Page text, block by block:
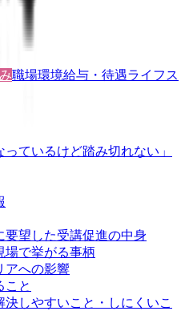
職場環境給与・待遇ライフス
っているけど踏み切れない」
要望した受講促進の中身
場で挙がる事柄
アへの影響
こと
決しやすいこと・しにくいこ